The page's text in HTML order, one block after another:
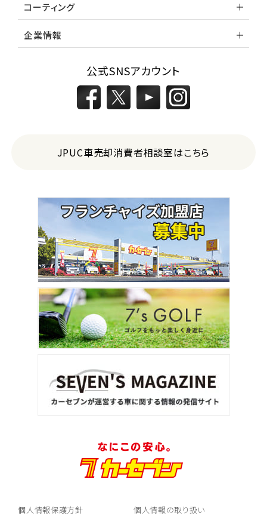
レガシィツーリングワゴン
3位
トヨタ
カローラフィールダー
ホンダ
ステップワゴン
2位
トヨタ
アルファード
3位
ヴォクシー
1位
トヨタ
ヤリスクロス
コーティング
企業情報
公式SNSアカウント
JPUC車売却消費者相談室はこちら
個人情報保護方針 個人情報の取り扱い